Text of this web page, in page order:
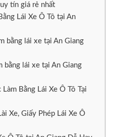
tín giá rẻ nhất
Lái Xe Ô Tô tại An
bằng lái xe tại An Giang
bằng lái xe tại An Giang
Bằng Lái Xe Ô Tô Tại
Xe, Giấy Phép Lái Xe Ô